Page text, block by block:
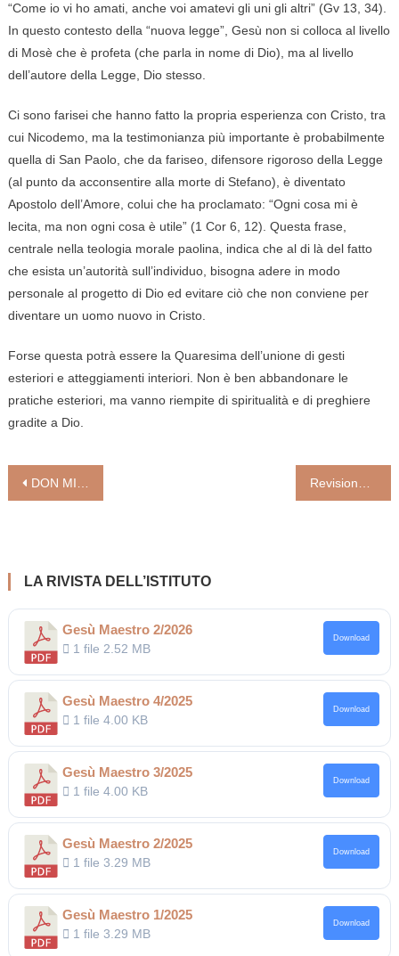
“Come io vi ho amati, anche voi amatevi gli uni gli altri” (Gv 13, 34).
In questo contesto della “nuova legge”, Gesù non si colloca al livello
di Mosè che è profeta (che parla in nome di Dio), ma al livello
dell’autore della Legge, Dio stesso.
Ci sono farisei che hanno fatto la propria esperienza con Cristo, tra
cui Nicodemo, ma la testimonianza più importante è probabilmente
quella di San Paolo, che da fariseo, difensore rigoroso della Legge
(al punto da acconsentire alla morte di Stefano), è diventato
Apostolo dell’Amore, colui che ha proclamato: “Ogni cosa mi è
lecita, ma non ogni cosa è utile” (1 Cor 6, 12). Questa frase,
centrale nella teologia morale paolina, indica che al di là del fatto
che esista un’autorità sull’individuo, bisogna adere in modo
personale al progetto di Dio ed evitare ciò che non conviene per
diventare un uomo nuovo in Cristo.
Forse questa potrà essere la Quaresima dell’unione di gesti
esteriori e atteggiamenti interiori. Non è ben abbandonare le
pratiche esteriori, ma vanno riempite di spiritualità e di preghiere
gradite a Dio.
Navigazione
DON MICHELE CIPRIANI Revisione dei seminari? Prima la riforma del prete di Giuseppe Guglielmi
LA RIVISTA DELL’ISTITUTO
Gesù Maestro 2/2026
1 file 2.52 MB
Download
Gesù Maestro 4/2025
1 file4.00 KB
Download
Gesù Maestro 3/2025
1 file4.00 KB
Download
Gesù Maestro 2/2025
1 file3.29 MB
Download
Gesù Maestro 1/2025
1 file3.29 MB
Download